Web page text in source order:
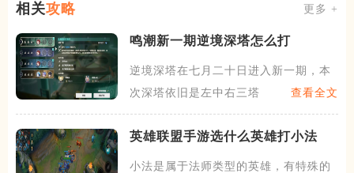
相关攻略 更多 +
鸣潮新一期逆境深塔怎么打
逆境深塔在七月二十日进入新一期，本
次深塔依旧是左中右三塔的结
查看全文
英雄联盟手游选什么英雄打小法
小法是属于法师类型的英雄，有特殊的